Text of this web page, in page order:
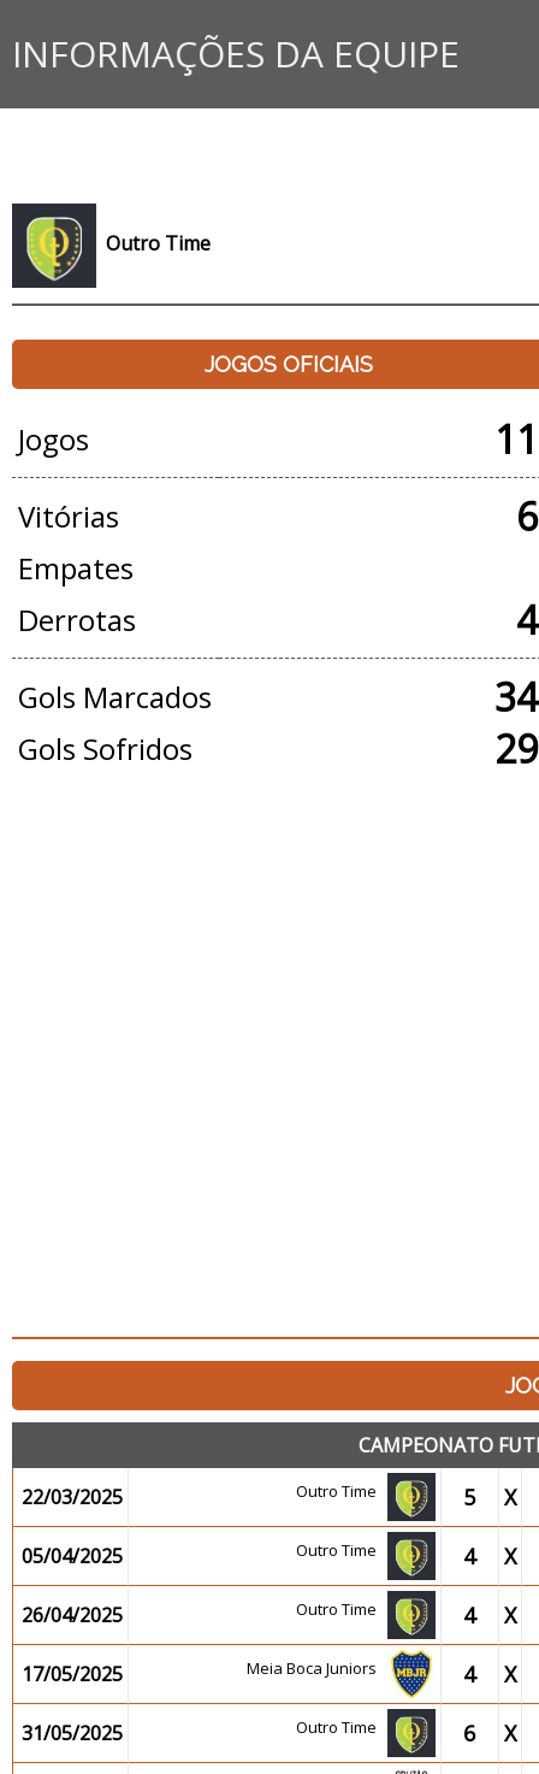
INFORMAÇÕES DA EQUIPE
Outro Time
JOGOS OFICIAIS
Jogos
Vitórias
Empates
Derrotas
Gols Marcados
Gols Sofridos
CAMPEONATO
22/03/2025
Outro Time 5 X
05/04/2025 Outro Time 4 X
26/04/2025 Outro Time 4 X
17/05/2025 Meia Boca Juniors 4 X
31/05/2025 Outro Time 6 X